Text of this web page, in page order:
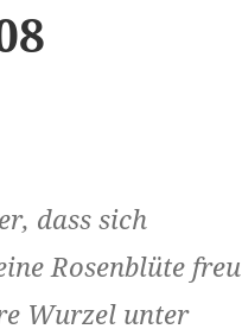
dass sich
Rosenblüte
Wurzel unter